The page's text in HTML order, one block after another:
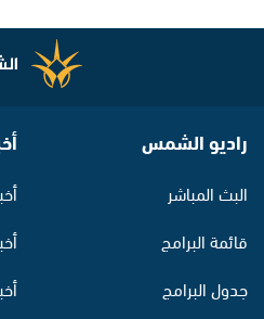
راديو الشمس
البث المباشر
قائمة البرامج
جدول البرامج